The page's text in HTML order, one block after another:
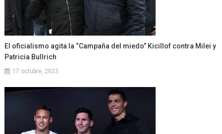
El oficialismo agita la “Campaña del miedo” Kicillof contra Milei y
Patricia Bullrich
17 octubre, 2023